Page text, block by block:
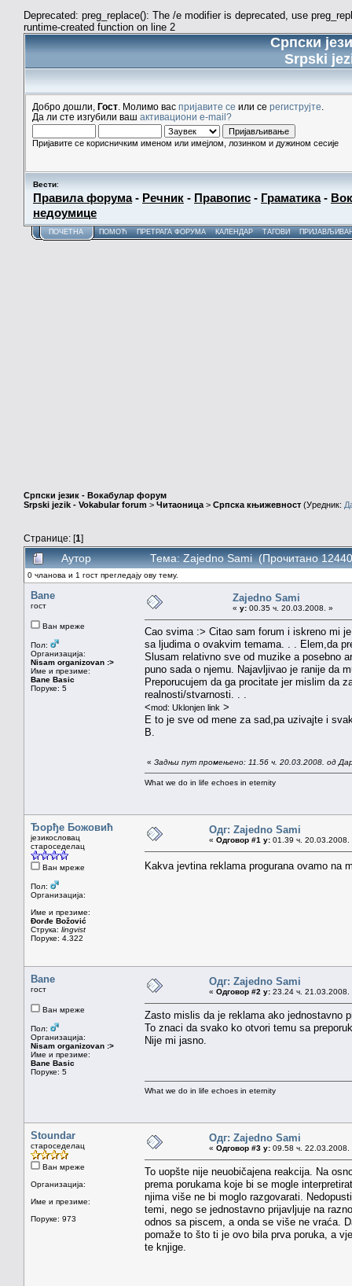
Deprecated: preg_replace(): The /e modifier is deprecated, use
runtime-created function on line 2
Српски
Srpski
Добро дошли, Гост . Молимо вас пријавите се или се региструјте
Да ли сте изгубили ваш активациони e-mail?
Пријавите се корисничким именом или имејлом, лозинком и дужином сесије
Вести:
Правила форума- Речник - Правопис - Граматика-
недоумице
ПОЧЕТНА ПОМОЋ ПРЕТРАГА ФОРУМА КАЛЕНДАР ТАГОВИ
Српски језик - Вокабулар форум
Srpski jezik - Vokabular forum > Читаоница > Српска књижевност (Уредник:
Странице: [1]
Аутор Тема: Zajedno Sami (Прочитано
0 чланова и 1 гост прегледају ову тему.
Bane
гост
Ван мреже
Пол:
Организација:
Nisam organizovan :>
Име и презиме:
Bane Basic
Поруке: 5
Zajedno Sami
« у: 00.35 ч. 20.03.2008. »
Cao svima :> Citao sam forum i iskreno mi
sa ljudima o ovakvim temama. . . Elem,da
Slusam relativno sve od muzike a posebno
puno sada o njemu. Najavljivao je ranije da
Preporucujem da ga procitate jer mislim da
realnosti/stvarnosti. . .
<mod: Uklonjen link >
E to je sve od mene za sad,pa uzivajte i
B.
« Задњи пут промењено: 11.56 ч. 20.03.2008. од
What we do in life echoes in eternity
Ђорђе Божовић
језикословац
староседелац
Ван мреже
Пол:
Организација:
Име и презиме:
Đorđe Božović
Струка: lingvist
Поруке: 4.322
Одг: Zajedno Sami
« Одговор #1 у: 01.39 ч. 20.03.2008.
Kakva jevtina reklama progurana ovamo na
Bane
гост
Ван мреже
Пол:
Организација:
Nisam organizovan :>
Име и презиме:
Bane Basic
Поруке: 5
Одг: Zajedno Sami
« Одговор #2 у: 23.24 ч. 21.03.2008.
Zasto mislis da je reklama ako jednostavno
To znaci da svako ko otvori temu sa
Nije mi jasno.
What we do in life echoes in eternity
Stoundar
староседелац
Ван мреже
Организација:
Име и презиме:
Поруке: 973
Одг: Zajedno Sami
« Одговор #3 у: 09.58 ч. 22.03.2008.
To uopšte nije neuobičajena reakcija. Na
prema porukama koje bi se mogle
njima više ne bi moglo razgovarati.
temi, nego se jednostavno prijavljuje na
odnos sa piscem, a onda se više ne vraća.
pomaže to što ti je ovo bila prva poruka, a
te knjige.